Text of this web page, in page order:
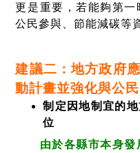
更是重要，若能夠第
公民參與、節能減碳等
建議二：地方政府
動計畫並強化與公
制定因地制宜的
位
由於各縣市本身